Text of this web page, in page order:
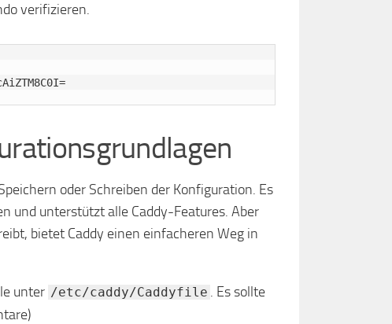
verifizieren.
oder Schreiben der Konfiguration. Es
und unterstützt alle Caddy-Features. Aber
bietet Caddy einen einfacheren Weg in
unter /etc/caddy/Caddyfile . Es sollte